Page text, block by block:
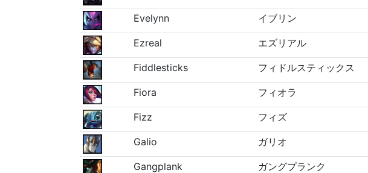
Evelynn イブリン
Ezreal エズリアル
Fiddlesticks フィドルスティックス
Fiora フィオラ
Fizz フィズ
Galio ガリオ
Gangplank ガングプランク